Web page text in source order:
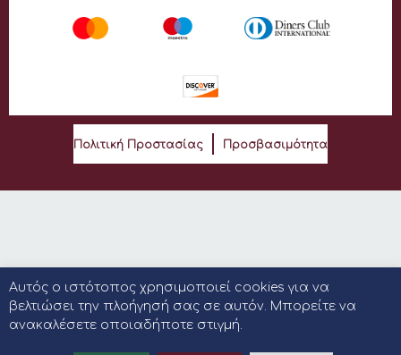
Πολιτική Προστασίας Προσβασιμότητα
Αυτός ο ιστότοπος χρησιμοποιεί cookies για να
βελτιώσει την πλοήγησή σας σε αυτόν. Μπορείτε να
ανακαλέσετε οποιαδήποτε στιγμή.